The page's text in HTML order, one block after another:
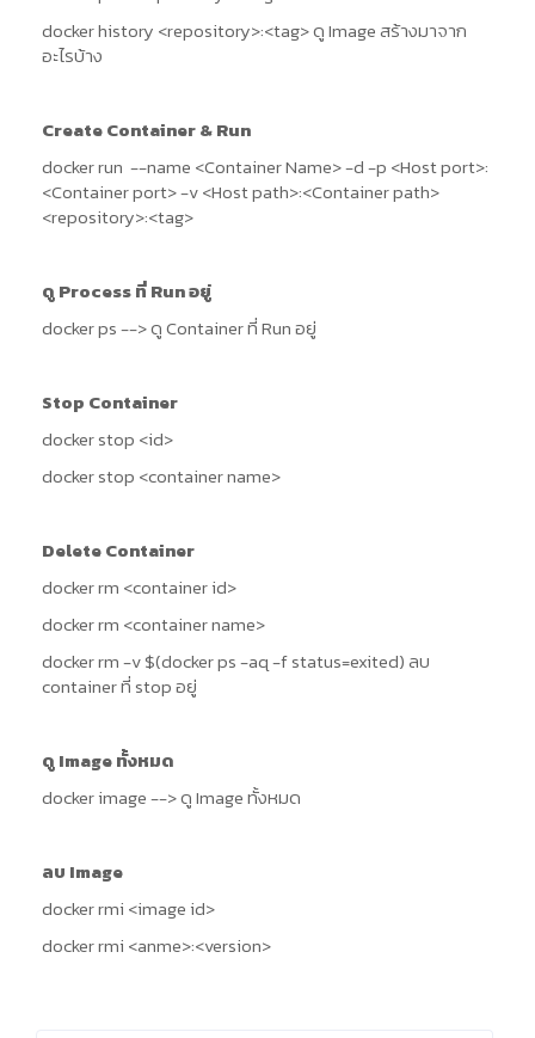
docker history <repository>:<tag> ดู Image สร้างมาจาก
อะไรบ้าง
Create Container & Run
docker run --name <Container Name> -d -p <Host port>:
<Container port> -v <Host path>:<Container path>
<repository>:<tag>
ดู Process ที่ Run อยู่
docker ps --> ดู Container ที่ Run อยู่
Stop Container
docker stop <id>
docker stop <container name>
Delete Container
docker rm <container id>
docker rm <container name>
docker rm -v $(docker ps -aq -f status=exited) ลบ
container ที่ stop อยู่
ดู Image ทั้งหมด
docker image --> ดู Image ทั้งหมด
ลบ Image
docker rmi <image id>
docker rmi <anme>:<version>